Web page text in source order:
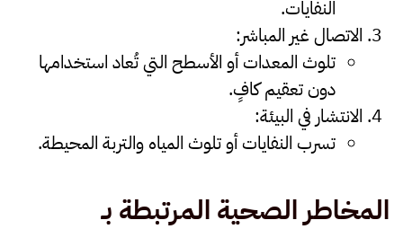
النفايات.
الاتصال غير المباشر:
تلوث المعدات أو الأسطح التي تُعاد استخدامها
دون تعقيم كافٍ.
الانتشار في البيئة:
تسرب النفايات أو تلوث المياه والتربة المحيطة.
المخاطر الصحية المرتبطة بـ